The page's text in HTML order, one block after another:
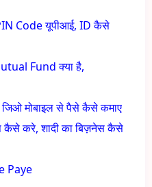
Code यूपीआई, ID कैसे
Fund क्या है,
मोबाइल से पैसे कैसे कमाए
करे, शादी का बिज़नेस कैसे
Paye